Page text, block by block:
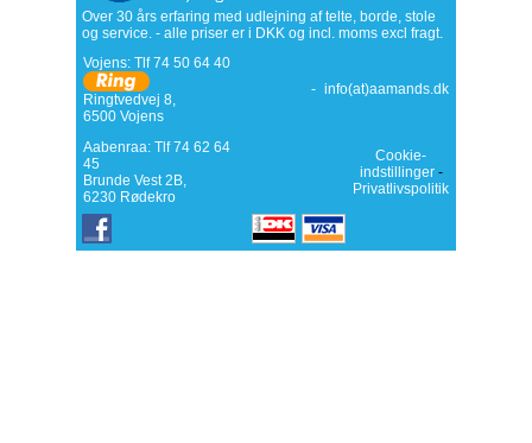
Over 30 års erfaring med udlejning af telte, borde, stole
og service. - alle priser er i DKK og incl. moms excl fragt.
Vojens: Tlf74 50 64 40
Ringtvedvej 8,
6500 Vojens
- info(at)aamands.dk
Aabenraa: Tlf 74 62 64
45
Brunde Vest 2B,
6230 Rødekro
Cookie-
indstillinger-
Privatlivspolitik